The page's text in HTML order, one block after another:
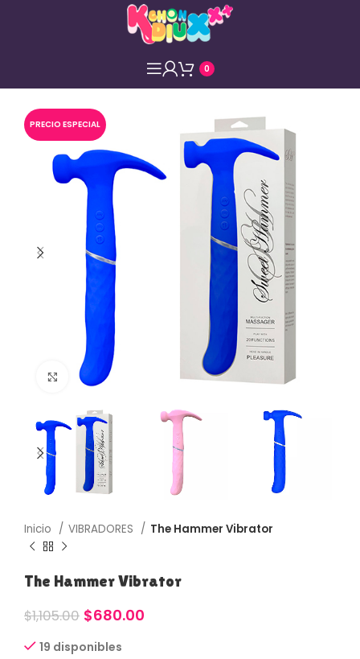
0
PRECIO ESPECIAL
Haga Click para agrandar
Inicio VIBRADORES The Hammer Vibrator
The Hammer Vibrator
$1,105.00 $680.00
19 disponibles